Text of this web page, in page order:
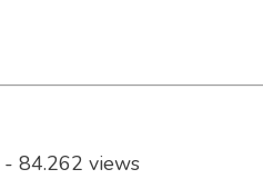
- 84.262 views